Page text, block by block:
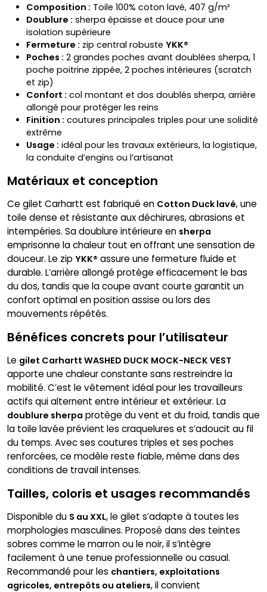
Composition : Toile 100% coton lavé, 407 g/m²
Doublure : sherpa épaisse et douce pour une
isolation supérieure
Fermeture : zip central robuste YKK®
Poches : 2 grandes poches avant doublées sherpa, 1
poche poitrine zippée, 2 poches intérieures (scratch
et zip)
Confort : col montant et dos doublés sherpa, arrière
allongé pour protéger les reins
Finition : coutures principales triples pour une solidité
extrême
Usage : idéal pour les travaux extérieurs, la logistique,
la conduite d’engins ou l’artisanat
Matériaux et conception
Ce gilet Carhartt est fabriqué en Cotton Duck lavé, une
toile dense et résistante aux déchirures, abrasions et
intempéries. Sa doublure intérieure en sherpa
emprisonne la chaleur tout en offrant une sensation de
douceur. Le zip YKK® assure une fermeture fluide et
durable. L’arrière allongé protège efficacement le bas
du dos, tandis que la coupe avant courte garantit un
confort optimal en position assise ou lors des
mouvements répétés.
Bénéfices concrets pour l’utilisateur
Le gilet Carhartt WASHED DUCK MOCK-NECK VEST
apporte une chaleur constante sans restreindre la
mobilité. C’est le vêtement idéal pour les travailleurs
actifs qui alternent entre intérieur et extérieur. La
doublure sherpa protège du vent et du froid, tandis que
la toile lavée prévient les craquelures et s’adoucit au fil
du temps. Avec ses coutures triples et ses poches
renforcées, ce modèle reste fiable, même dans des
conditions de travail intenses.
Tailles, coloris et usages recommandés
Disponible du S au XXL, le gilet s’adapte à toutes les
morphologies masculines. Proposé dans des teintes
sobres comme le marron ou le noir, il s’intègre
facilement à une tenue professionnelle ou casual.
Recommandé pour les chantiers, exploitations
agricoles, entrepôts ou ateliers, il convient